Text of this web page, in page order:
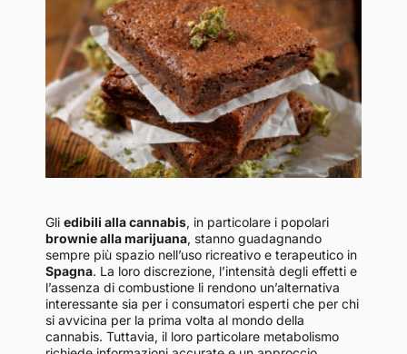
Gli edibili alla cannabis, in particolare i popolari
brownie alla marijuana, stanno guadagnando
sempre più spazio nell’uso ricreativo e terapeutico in
Spagna. La loro discrezione, l’intensità degli effetti e
l’assenza di combustione li rendono un’alternativa
interessante sia per i consumatori esperti che per chi
si avvicina per la prima volta al mondo della
cannabis. Tuttavia, il loro particolare metabolismo